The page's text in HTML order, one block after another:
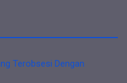
Terobsesi Dengan